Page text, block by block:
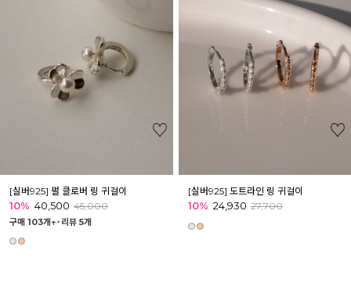
[실버925] 펄 클로버 링 귀걸이
10% 40,500 45,000
구매 103개↑˙ 리뷰 5개
[실버925] 도트라인 링 귀걸이
10% 24,930 27,700